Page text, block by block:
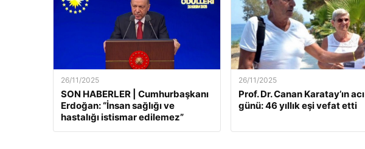
26/11/2025
SON HABERLER | Cumhurbaşkanı
Erdoğan: “İnsan sağlığı ve
hastalığı istismar edilemez”
26/11/2025
Prof. Dr. Canan Karatay’ın acı
günü: 46 yıllık eşi vefat etti